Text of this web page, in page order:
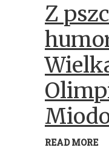
Z
READ MORE